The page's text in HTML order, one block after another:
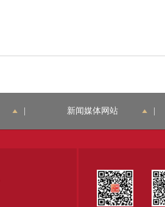
供煤矿开采现状
新闻媒体网站